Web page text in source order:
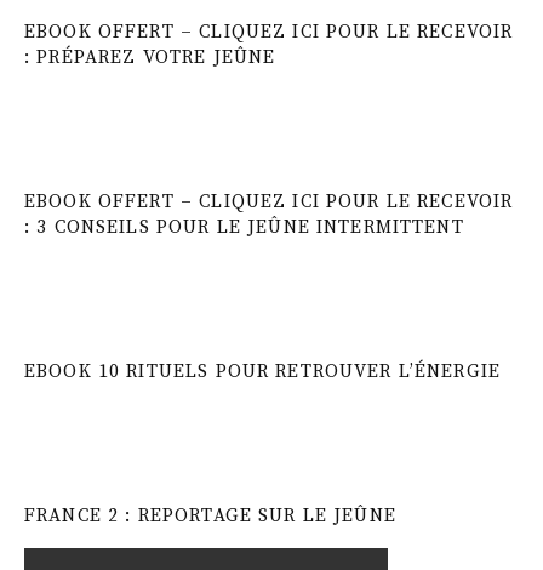
EBOOK OFFERT – CLIQUEZ ICI POUR LE RECEVOIR
: PRÉPAREZ VOTRE JEÛNE
EBOOK OFFERT – CLIQUEZ ICI POUR LE RECEVOIR
: 3 CONSEILS POUR LE JEÛNE INTERMITTENT
EBOOK 10 RITUELS POUR RETROUVER L’ÉNERGIE
FRANCE 2 : REPORTAGE SUR LE JEÛNE